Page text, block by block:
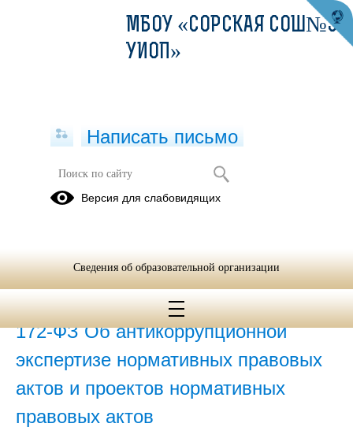
Антикоррупционная экспертиза
Федеральный закон от 17.07.2009 №
172-ФЗ Об антикоррупционной
экспертизе нормативных правовых
актов и проектов нормативных
правовых актов
МБОУ «СОРСКАЯ СОШ№3 С
УИОП»
Написать письмо
Версия для слабовидящих
Сведения об образовательной организации